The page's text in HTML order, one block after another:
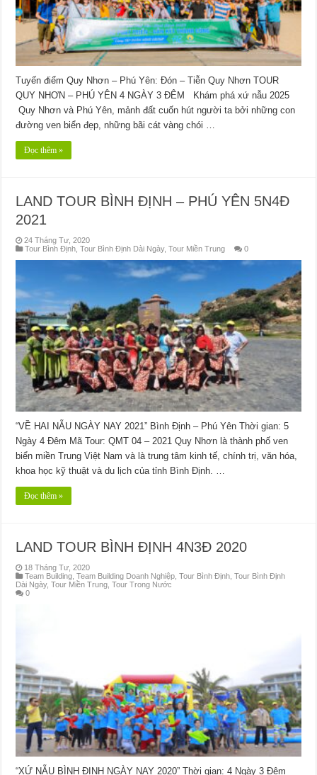
Tuyến điểm Quy Nhơn – Phú Yên: Đón – Tiễn Quy Nhơn TOUR
QUY NHƠN – PHÚ YÊN 4 NGÀY 3 ĐÊM Khám phá xứ nẫu 2025
Quy Nhơn và Phú Yên, mảnh đất cuốn hút người ta bởi những con
đường ven biển đẹp, những bãi cát vàng chói …
Đọc thêm »
LAND TOUR BÌNH ĐỊNH – PHÚ YÊN 5N4Đ
2021
24 Tháng Tư, 2020
Tour Bình Định ,Tour Bình Định Dài Ngày,Tour Miền Trung 0
“VỀ HAI NẪU NGÀY NAY 2021” Bình Định – Phú Yên Thời gian: 5
Ngày 4 Đêm Mã Tour: QMT 04 – 2021 Quy Nhơn là thành phố ven
biển miền Trung Việt Nam và là trung tâm kinh tế, chính trị, văn hóa,
khoa học kỹ thuật và du lịch của tỉnh Bình Định. …
Đọc thêm »
LAND TOUR BÌNH ĐỊNH 4N3Đ 2020
18 Tháng Tư, 2020
Team Building,Team Building Doanh Nghiệp,Tour Bình Định,Tour Bình Định
Dài Ngày,Tour Miền Trung,Tour Trong Nước
0
“XỨ NẪU BÌNH ĐỊNH NGÀY NAY 2020” Thời gian: 4 Ngày 3 Đêm